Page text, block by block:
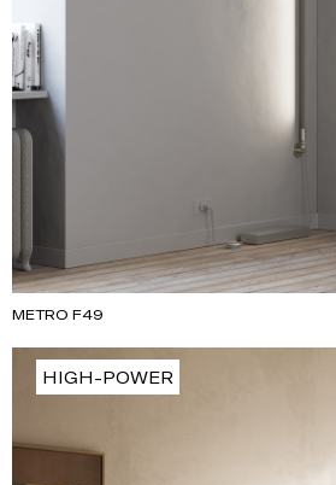
METRO F49
HIGH-POWER